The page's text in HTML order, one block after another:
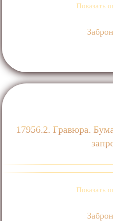
Показать
17956.2. Гравюра.
Показать